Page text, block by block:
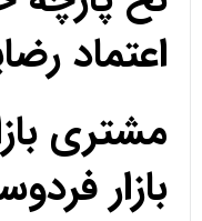
اعتماد
مشتری
بازار